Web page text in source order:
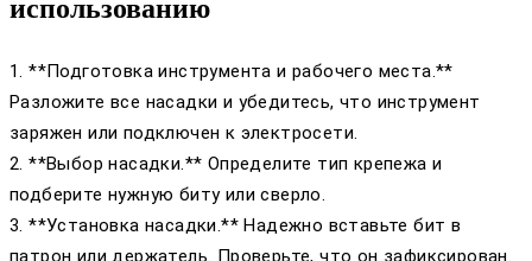
использованию
1. **Подготовка инструмента и рабочего места.**
Разложите все насадки и убедитесь, что инструмент
заряжен или подключен к электросети.
2. **Выбор насадки.** Определите тип крепежа и
подберите нужную биту или сверло.
3. **Установка насадки.** Надежно вставьте бит в
патрон или держатель. Проверьте, что он зафиксирован.